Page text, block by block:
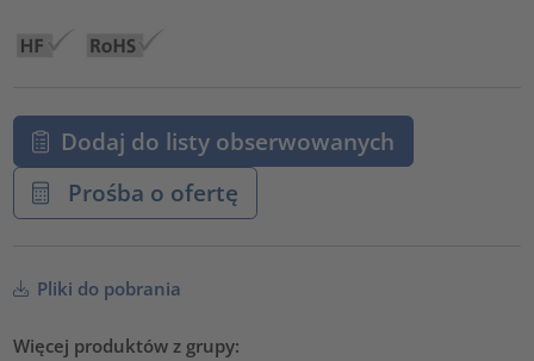
Dodaj do listy obserwowanych
Prośba o ofertę
Pliki do pobrania
Więcej produktów z grupy: